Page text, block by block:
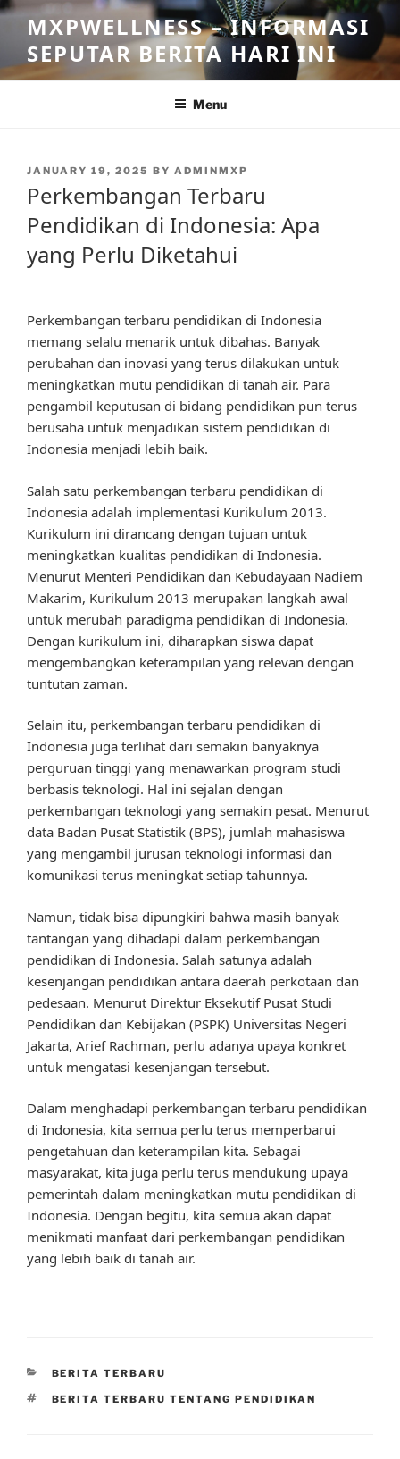
Skip
content
MXPWELLNESS – INFORMASI
SEPUTAR BERITA HARI INI
Menu
POSTED
JANUARY 19, 2025 BY ADMINMXP
Perkembangan Terbaru
Pendidikan di Indonesia: Apa
yang Perlu Diketahui
Perkembangan terbaru pendidikan di Indonesia
memang selalu menarik untuk dibahas. Banyak
perubahan dan inovasi yang terus dilakukan untuk
meningkatkan mutu pendidikan di tanah air. Para
pengambil keputusan di bidang pendidikan pun terus
berusaha untuk menjadikan sistem pendidikan di
Indonesia menjadi lebih baik.
Salah satu perkembangan terbaru pendidikan di
Indonesia adalah implementasi Kurikulum 2013.
Kurikulum ini dirancang dengan tujuan untuk
meningkatkan kualitas pendidikan di Indonesia.
Menurut Menteri Pendidikan dan Kebudayaan Nadiem
Makarim, Kurikulum 2013 merupakan langkah awal
untuk merubah paradigma pendidikan di Indonesia.
Dengan kurikulum ini, diharapkan siswa dapat
mengembangkan keterampilan yang relevan dengan
tuntutan zaman.
Selain itu, perkembangan terbaru pendidikan di
Indonesia juga terlihat dari semakin banyaknya
perguruan tinggi yang menawarkan program studi
berbasis teknologi. Hal ini sejalan dengan
perkembangan teknologi yang semakin pesat. Menurut
data Badan Pusat Statistik (BPS), jumlah mahasiswa
yang mengambil jurusan teknologi informasi dan
komunikasi terus meningkat setiap tahunnya.
Namun, tidak bisa dipungkiri bahwa masih banyak
tantangan yang dihadapi dalam perkembangan
pendidikan di Indonesia. Salah satunya adalah
kesenjangan pendidikan antara daerah perkotaan dan
pedesaan. Menurut Direktur Eksekutif Pusat Studi
Pendidikan dan Kebijakan (PSPK) Universitas Negeri
Jakarta, Arief Rachman, perlu adanya upaya konkret
untuk mengatasi kesenjangan tersebut.
Dalam menghadapi perkembangan terbaru pendidikan
di Indonesia, kita semua perlu terus memperbarui
pengetahuan dan keterampilan kita. Sebagai
masyarakat, kita juga perlu terus mendukung upaya
pemerintah dalam meningkatkan mutu pendidikan di
Indonesia. Dengan begitu, kita semua akan dapat
menikmati manfaat dari perkembangan pendidikan
yang lebih baik di tanah air.
CATEGORIES
BERITA TERBARU
TAGS
BERITA TERBARU TENTANG PENDIDIKAN